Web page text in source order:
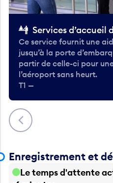
Précédent
Ce service fournit une
jusqu’à la porte
partir de celle-ci pour
l’aéroport sans heurt.
T1 —
Le temps d'attente
6 minutes